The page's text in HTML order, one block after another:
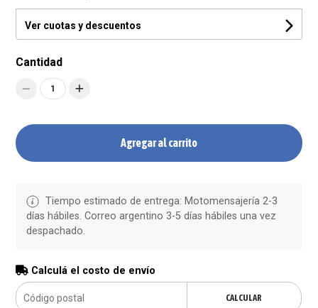
Ver cuotas y descuentos
Cantidad
1
Agregar al carrito
Tiempo estimado de entrega: Motomensajería 2-3
días hábiles. Correo argentino 3-5 días hábiles una vez
despachado.
Calculá el costo de envío
CALCULAR